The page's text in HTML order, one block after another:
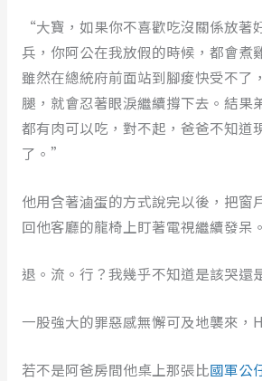
“大寶，如果你不喜歡吃沒關係放著
兵，你阿公在我放假的時候，都會煮
雖然在總統府前面站到腳痠快受不了
腿，就會忍著眼淚繼續撐下去。結果
都有肉可以吃，對不起，爸爸不知道
了。”
他用含著滷蛋的方式說完以後，把窗
回他客廳的龍椅上盯著電視繼續發呆。
退。流。行？我幾乎不知道是該哭還
一股強大的罪惡感無懈可及地襲來，
若不是阿爸房間他桌上那張比國軍公